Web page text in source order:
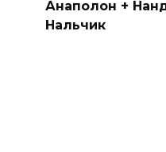
Анаполон +
Нальчик